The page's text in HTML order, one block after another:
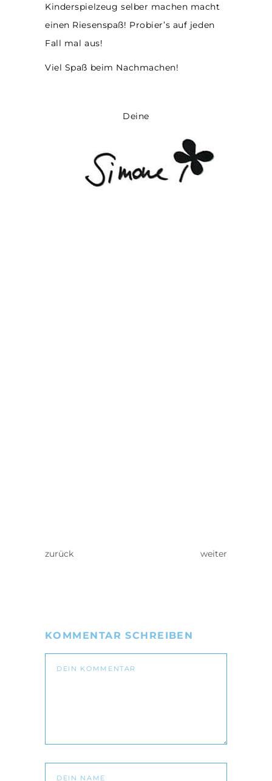
Kinderspielzeug selber machen macht
einen Riesenspaß! Probier’s auf jeden
Fall mal aus!
Viel Spaß beim Nachmachen!
Deine
zurück weiter
KOMMENTAR SCHREIBEN